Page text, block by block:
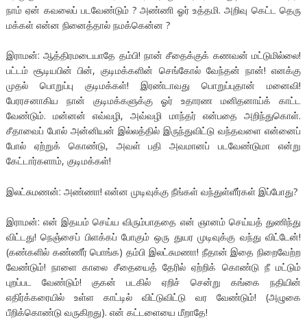
நாம் ஏன் கவலைப் படவேண்டும் ? அண்ணி ஓர் உத்தமி. அறிவு கெட்ட தெரு
மக்கள் என்ன நினைத்தால் நமக்கென்ன ?
இராமன்: ஆத்திரமடையாதே தம்பி! நான் சீதைக்குக் கணவன் மட்டுமில்லை!
பட்டம் சூடியபின் பின், குடிமக்களின் செங்கோல் வேந்தன் நான்! எனக்கு
முதல் பொறுப்பு குடிமக்கள்! இரண்டாவது பொறுப்புதான் மனைவி!
பேரரசனாகிய நான் குடிமக்களுக்கு ஓர் உதாரண மனிதனாய்க் காட்ட
வேண்டும். மன்னன் எவ்வழி, அவ்வழி மாந்தர் என்பதை அறிந்துகொள்.
சீதாவைப் போல் அன்னியன் இல்லத்தில் இருந்துவிட்டு வந்தவளை என்னைப்
போல் ஏற்றுக் கொண்டு, அவள் பதி அவமானப் படவேண்டுமா என்று
கேட்டார்களாம், குடிமக்கள்!
இலட்சுமணன்: அண்ணா! என்ன முடிவுக்கு நீங்கள் வந்துள்ளீர்கள் இப்போது?
இராமன்: என் இதயம் செய்ய விரும்பாததை என் ஞானம் செய்யத் துணிந்து
விட்டது! நெஞ்சைப் பிளக்கப் போகும் ஒரு துயர முடிவுக்கு வந்து விட்டேன்!
(கண்களில் கண்ணீர் பொங்க) தம்பி இலட்சுமணா! நீதான் இதை நிறைவேற்ற
வேண்டும்! நாளை காலை சீதையைத் தேரில் ஏற்றிக் கொண்டு நீ மட்டும்
புறப்பட வேண்டும்! குகன் படகில் ஏறிச் சென்று கங்கை நதியின்
எதிர்க்கரையில் உள்ள காட்டில் விட்டுவிட்டு வர வேண்டும்! (அழுகை
பீறிக்கொண்டு வருகிறது). என் கட்டளையை மீறாதே!